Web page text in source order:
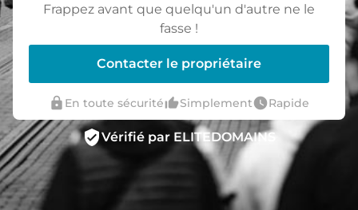
Frappez avant que quelqu'un d'autre ne le
fasse !
Contacter le propriétaire
lock En toute sécuritéthumb_up_altSimplementwatch_laterRapide
verified_userVérifié par ELITEDOMAINS